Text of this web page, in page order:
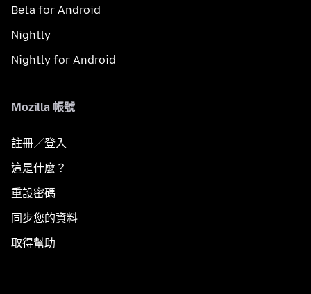
Beta for Android
Nightly
Nightly for Android
Mozilla 帳號
註冊／登入
這是什麼？
重設密碼
同步您的資料
取得幫助